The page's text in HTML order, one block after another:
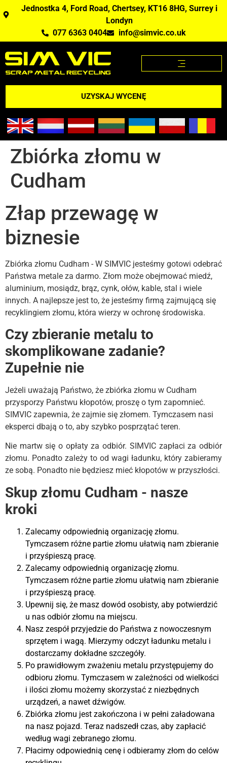
Jednostka 4, Ford Road, Chertsey, KT16 8HG, Surrey i
Londyn
077 6363 0404
info@simvic.co.uk
UZYSKAJ WYCENĘ
Zbiórka złomu w
Cudham
Złap przewagę w
biznesie
Zbiórka złomu Cudham - W SIMVIC jesteśmy gotowi odebrać
Państwa metale za darmo. Złom może obejmować miedź,
aluminium, mosiądz, brąz, cynk, ołów, kable, stal i wiele
innych. A najlepsze jest to, że jesteśmy firmą zajmującą się
recyklingiem złomu, która wierzy w ochronę środowiska.
Czy zbieranie metalu to
skomplikowane zadanie?
Zupełnie nie
Jeżeli uważają Państwo, że zbiórka złomu w Cudham
przysporzy Państwu kłopotów, proszę o tym zapomnieć.
SIMVIC zapewnia, że zajmie się złomem. Tymczasem nasi
eksperci dbają o to, aby szybko posprzątać teren.
Nie martw się o opłaty za odbiór. SIMVIC zapłaci za odbiór
złomu. Ponadto zależy to od wagi ładunku, który zabieramy
ze sobą. Ponadto nie będziesz mieć kłopotów w przyszłości.
Skup złomu Cudham - nasze
kroki
Zalecamy odpowiednią organizację złomu.
Tymczasem różne partie złomu ułatwią nam zbieranie
i przyśpieszą pracę.
Zalecamy odpowiednią organizację złomu.
Tymczasem różne partie złomu ułatwią nam zbieranie
i przyśpieszą pracę.
Upewnij się, że masz dowód osobisty, aby potwierdzić
u nas odbiór złomu na miejscu.
Nasz zespół przyjedzie do Państwa z nowoczesnym
sprzętem i wagą. Mierzymy odczyt ładunku metalu i
dostarczamy dokładne szczegóły.
Po prawidłowym zważeniu metalu przystępujemy do
odbioru złomu. Tymczasem w zależności od wielkości
i ilości złomu możemy skorzystać z niezbędnych
urządzeń, a nawet dźwigów.
Zbiórka złomu jest zakończona i w pełni załadowana
na nasz pojazd. Teraz nadszedł czas, aby zapłacić
według wagi zebranego złomu.
Płacimy odpowiednią cenę i odbieramy złom do celów